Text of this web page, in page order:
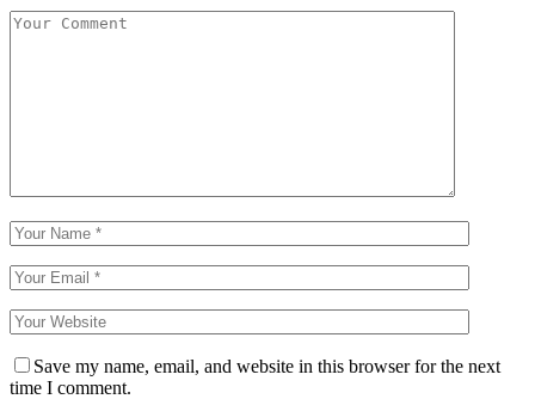
Save my name, email, and website in this browser for the next
time I comment.